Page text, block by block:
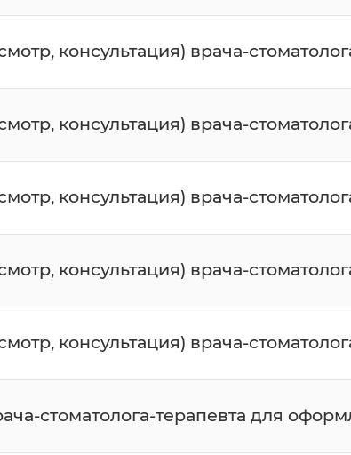
консультация) врача-
консультация) врача-
консультация) врача-
консультация) врача-
консультация) врача-
стоматолога-терапевта для